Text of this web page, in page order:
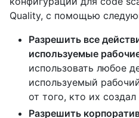
Quality, с помощью
Разрешить все
используемые
использовать любое
используемый
от того, кто их
Разрешить